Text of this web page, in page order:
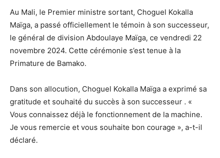
Au Mali, le Premier ministre sortant, Choguel Kokalla
Maïga, a passé officiellement le témoin à son successeur,
le général de division Abdoulaye Maïga, ce vendredi 22
novembre 2024. Cette cérémonie s’est tenue à la
Primature de Bamako.
Dans son allocution, Choguel Kokalla Maïga a exprimé sa
gratitude et souhaité du succès à son successeur . «
Vous connaissez déjà le fonctionnement de la machine.
Je vous remercie et vous souhaite bon courage », a-t-il
déclaré.